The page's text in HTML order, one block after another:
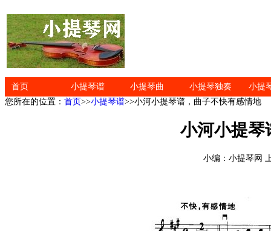
首页 小提琴谱 小提琴曲 小提琴独奏
小提
您所在的位置： 首页>>小提琴谱>>小河小提琴谱，曲子不快有感情地
小河小提琴
小编：小提琴网